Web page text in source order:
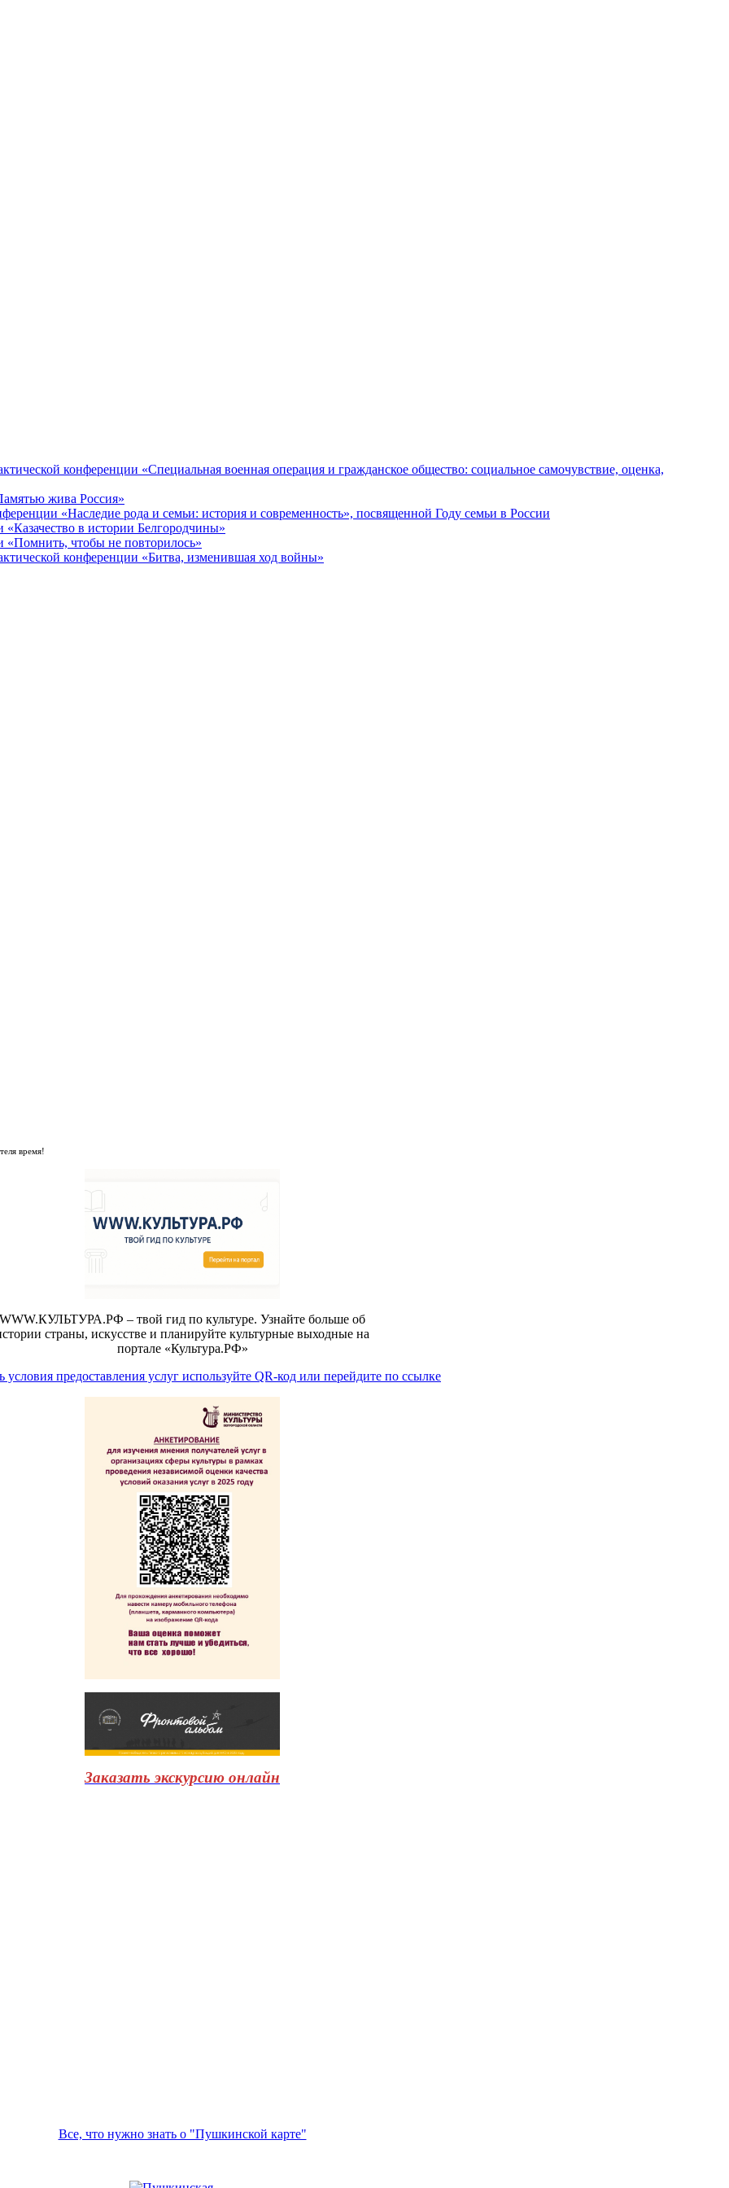
конференции «Специальная военная операция и гражданское общество: социальное самочувствие, оценка,
жива Россия»
«Наследие рода и семьи: история и современность», посвященной Году семьи в России
в истории Белгородчины»
«Помнить, чтобы не повторилось»
конференции «Битва, изменившая ход войны»
время!
WWW.КУЛЬТУРА.РФ – твой гид по культуре. Узнайте больше об
страны, искусстве и планируйте культурные выходные на
портале «Культура.РФ»
условия предоставления услуг используйте QR-код или перейдите по ссылке
Заказать экскурсию онлайн
Все, что нужно знать о "Пушкинской карте"